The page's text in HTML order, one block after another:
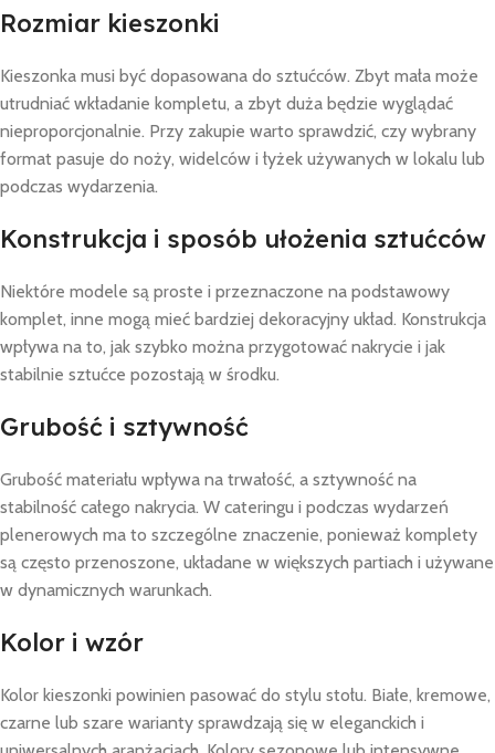
Rozmiar kieszonki
Kieszonka musi być dopasowana do sztućców. Zbyt mała może
utrudniać wkładanie kompletu, a zbyt duża będzie wyglądać
nieproporcjonalnie. Przy zakupie warto sprawdzić, czy wybrany
format pasuje do noży, widelców i łyżek używanych w lokalu lub
podczas wydarzenia.
Konstrukcja i sposób ułożenia sztućców
Niektóre modele są proste i przeznaczone na podstawowy
komplet, inne mogą mieć bardziej dekoracyjny układ. Konstrukcja
wpływa na to, jak szybko można przygotować nakrycie i jak
stabilnie sztućce pozostają w środku.
Grubość i sztywność
Grubość materiału wpływa na trwałość, a sztywność na
stabilność całego nakrycia. W cateringu i podczas wydarzeń
plenerowych ma to szczególne znaczenie, ponieważ komplety
są często przenoszone, układane w większych partiach i używane
w dynamicznych warunkach.
Kolor i wzór
Kolor kieszonki powinien pasować do stylu stołu. Białe, kremowe,
czarne lub szare warianty sprawdzają się w eleganckich i